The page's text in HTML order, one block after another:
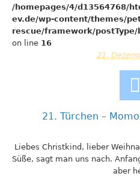
/homepages/4/d13564768/
ev.de/wp-content/themes/
rescue/framework/
on line 16
21.
21. Türchen –
Liebes Christkind, lieber
Süße, sagt man uns nach.
aber